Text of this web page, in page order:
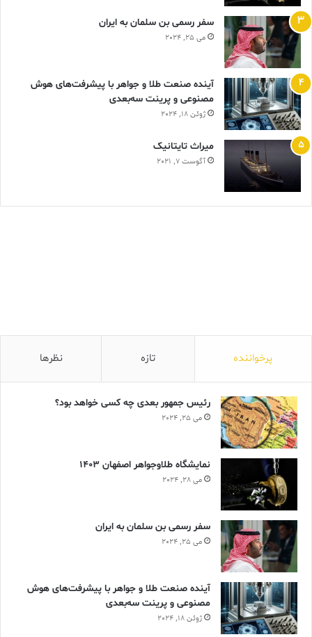
سفر رسمی بن سلمان به ایران
می 25, 2024
آینده صنعت طلا و جواهر با پیشرفت‌های هوش
مصنوعی و پرینت سه‌بعدی
ژوئن 18, 2024
ميراث تايتانيک
آگوست 7, 2021
پرخواننده تازه نظرها
رئیس جمهور بعدی چه کسی خواهد بود؟
می 25, 2024
نمایشگاه طلاوجواهر اصفهان 1403
می 28, 2024
سفر رسمی بن سلمان به ایران
می 25, 2024
آینده صنعت طلا و جواهر با پیشرفت‌های هوش
مصنوعی و پرینت سه‌بعدی
ژوئن 18, 2024